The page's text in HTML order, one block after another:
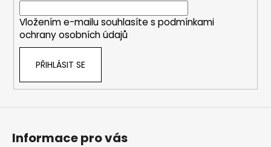
Vložením e-mailu souhlasíte s podmínkami
ochrany osobních údajů
PŘIHLÁSIT SE
Informace pro vás